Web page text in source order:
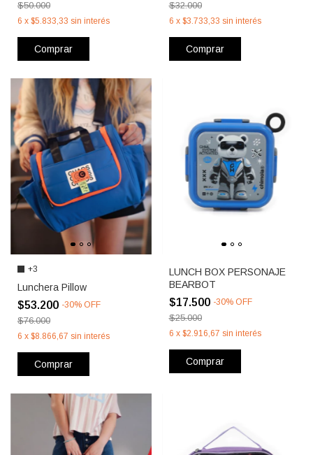
$50.000
6 x $5.833,33 sin interés
Comprar
$32.000
6 x $3.733,33 sin interés
Comprar
+3
Lunchera Pillow
$53.200 -30% OFF
$76.000
6 x $8.866,67 sin interés
Comprar
LUNCH BOX PERSONAJE
BEARBOT
$17.500 -30% OFF
$25.000
6 x $2.916,67 sin interés
Comprar